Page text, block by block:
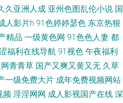
国产精品成人国产 91撸社区 欧美色色
视频青青操 日韩欧美综合导航 东京热
91国产精品三级蜜臀 欧美人妖 俺去啦
人天堂 亚洲福利在线黄色片 久久国产精
久亚洲人成 亚州色图乱伦小说 国
人影片h 91色婷婷瑟色 东京热狠
精品 一级黄色网 91色色人妻 都
福利在线导航 91视色 午夜福利
青青草 国产又爽又黄又无 久草
一级免费大片 成年免费视频网站
频 淫淫网网 成人影视国产在线 深